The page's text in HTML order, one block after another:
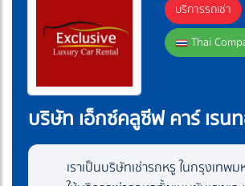
บริการรถเช่า
Thai
บริษัท เอ็กซ์คลูซีฟ คาร์ เรน
เราเป็นบริษัทเช่ารถหรู ในกรุงเทพ